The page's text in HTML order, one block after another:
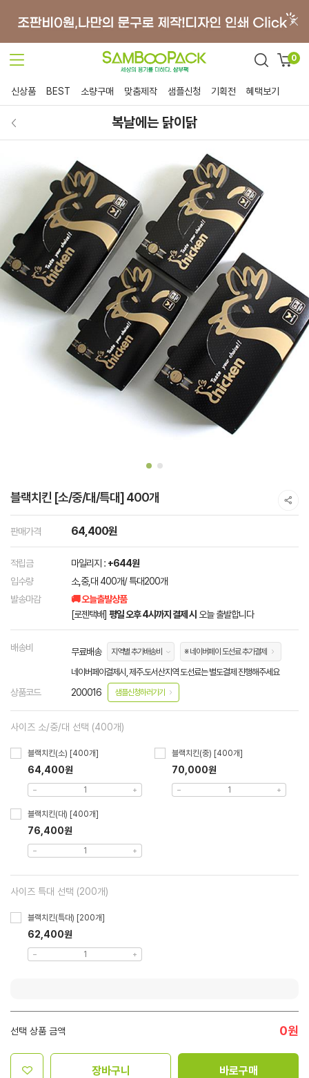
0
신상품 BEST 소량구매 맞춤제작 샘플신청 기획전 혜택보기
복날에는 닭이닭
블랙치킨 [소/중/대/특대] 400개
판매가격 64,400원
적립금 마일리지 : +644원
입수량
소,중,대 400개/ 특대200개
발송마감
🚚 오늘출발상품
[로젠택배] 평일 오후 4시까지 결제 시 오늘 출발합니다
배송비 무료배송 지역별 추가배송비 ※ 네이버페이 도선료 추가결제
네이버페이결제시, 제주.도서산지역 도선료는 별도결제 진행해주세요
상품코드 200016 샘플신청하러가기
사이즈 소/중/대 선택 (400개)
블랙치킨(소) [400개]
64,400원
블랙치킨(중) [400개]
70,000원
블랙치킨(대) [400개]
76,400원
사이즈 특대 선택 (200개)
블랙치킨(특대) [200개]
62,400원
선택 상품 금액 0원
장바구니 바로구매